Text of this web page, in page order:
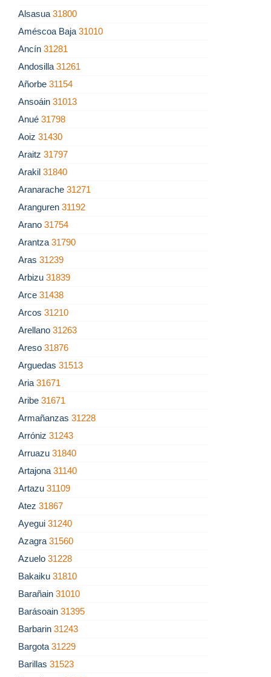
Alsasua 31800
Améscoa Baja 31010
Ancín 31281
Andosilla 31261
Añorbe 31154
Ansoáin 31013
Anué 31798
Aoiz 31430
Araitz 31797
Arakil 31840
Aranarache 31271
Aranguren 31192
Arano 31754
Arantza 31790
Aras 31239
Arbizu 31839
Arce 31438
Arcos 31210
Arellano 31263
Areso 31876
Arguedas 31513
Aria 31671
Aribe 31671
Armañanzas 31228
Arróniz 31243
Arruazu 31840
Artajona 31140
Artazu 31109
Atez 31867
Ayegui 31240
Azagra 31560
Azuelo 31228
Bakaiku 31810
Barañain 31010
Barásoain 31395
Barbarin 31243
Bargota 31229
Barillas 31523